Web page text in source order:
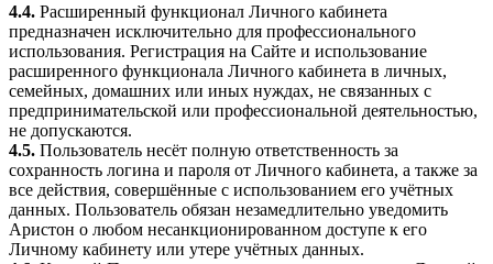
4.4. Расширенный функционал Личного кабинета
предназначен исключительно для профессионального
использования. Регистрация на Сайте и использование
расширенного функционала Личного кабинета в личных,
семейных, домашних или иных нуждах, не связанных с
предпринимательской или профессиональной деятельностью,
не допускаются.
4.5. Пользователь несёт полную ответственность за
сохранность логина и пароля от Личного кабинета, а также за
все действия, совершённые с использованием его учётных
данных. Пользователь обязан незамедлительно уведомить
Аристон о любом несанкционированном доступе к его
Личному кабинету или утере учётных данных.